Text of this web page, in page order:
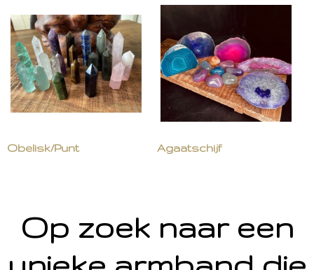
Obelisk/Punt Agaatschijf
Op zoek naar een